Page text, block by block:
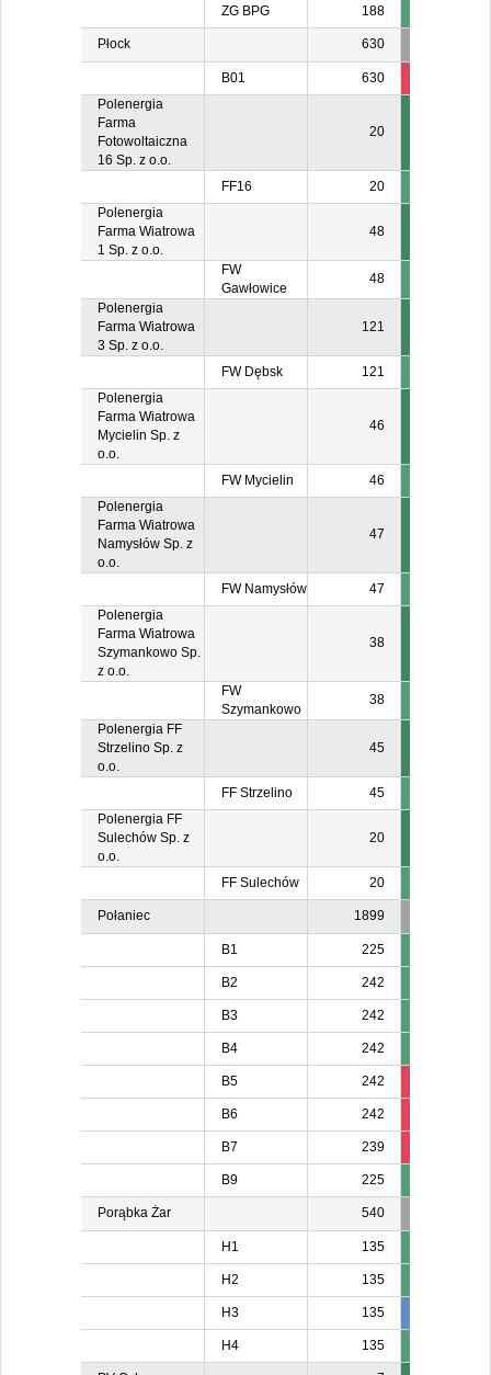
ZG BPG 188
Płock 630
B01 630
Polenergia
Farma
Fotowoltaiczna
16 Sp. z o.o.
20
FF16
20
Polenergia
Farma Wiatrowa
1 Sp. z o.o.
48
FW
Gawłowice
48
Polenergia
Farma Wiatrowa
3 Sp. z o.o.
121
FW Dębsk
121
Polenergia
Farma Wiatrowa
Mycielin Sp. z
o.o.
46
FW Mycielin
46
Polenergia
Farma Wiatrowa
Namysłów Sp. z
o.o.
47
FW Namysłów
47
Polenergia
Farma Wiatrowa
Szymankowo Sp.
z o.o.
38
FW
Szymankowo
38
Polenergia FF
Strzelino Sp. z
o.o.
45
FF Strzelino
45
Polenergia FF
Sulechów Sp. z
o.o.
20
FF Sulechów 20
Połaniec 1899
B1 225
B2 242
B3 242
B4 242
B5 242
B6 242
B7 239
B9 225
Porąbka Żar 540
H1 135
H2 135
H3 135
H4 135